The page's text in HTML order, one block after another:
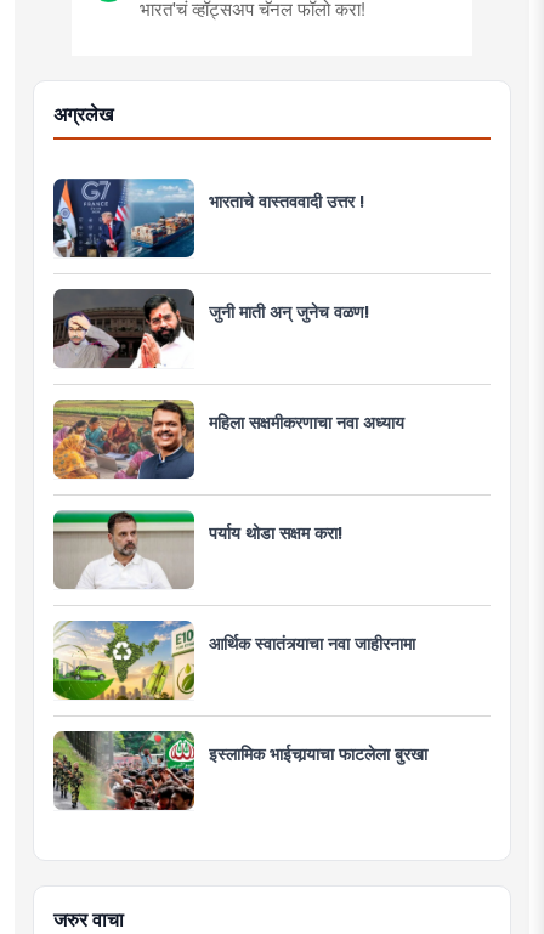
भारत'चं व्हॉट्सअप चॅनल फॉलो करा!
अग्रलेख
भारताचे वास्तववादी उत्तर !
जुनी माती अन् जुनेच वळण!
महिला सक्षमीकरणाचा नवा अध्याय
पर्याय थोडा सक्षम करा!
आर्थिक स्वातंत्र्याचा नवा जाहीरनामा
इस्लामिक भाईचार्‍याचा फाटलेला बुरखा
जरुर वाचा